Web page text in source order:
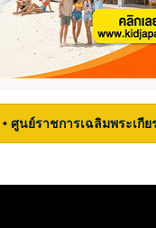
• ศูนย์ราชการเฉลิมพระเกี